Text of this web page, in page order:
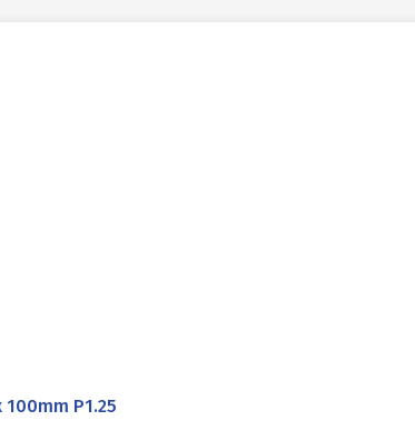
100mm P1.25